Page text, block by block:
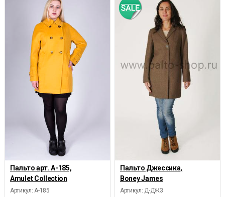
Пальто арт. А-185,
Amulet Collection
Артикул: А-185
Пальто Джессика,
Boney James
Артикул: Д-ДЖ3